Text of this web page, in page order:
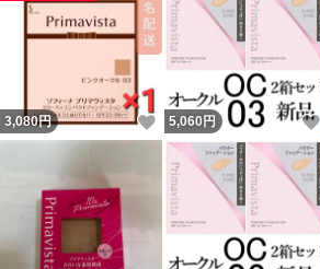
3,080円 いいね！
5,060 円